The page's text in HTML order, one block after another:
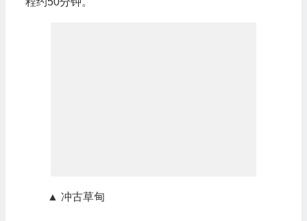
▲ 冲古草甸